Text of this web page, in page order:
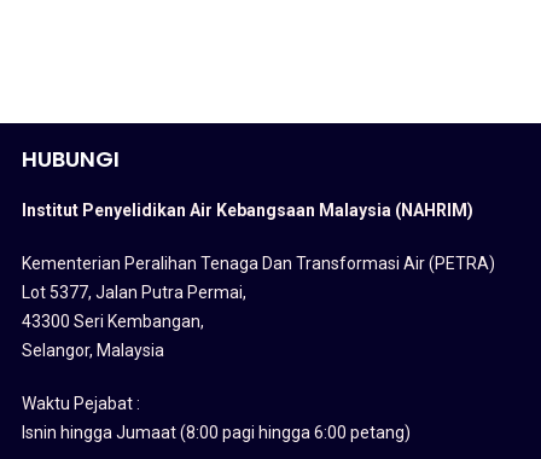
HUBUNGI
Institut Penyelidikan Air Kebangsaan Malaysia (NAHRIM)
Kementerian Peralihan Tenaga Dan Transformasi Air (PETRA)
Lot 5377, Jalan Putra Permai,
43300 Seri Kembangan,
Selangor, Malaysia
Waktu Pejabat :
Isnin hingga Jumaat (8:00 pagi hingga 6:00 petang)